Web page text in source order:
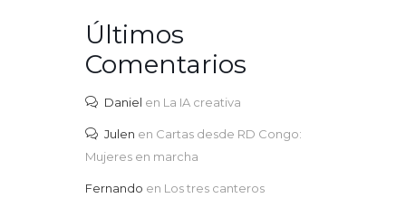
Últimos
Comentarios
Daniel en La IA creativa
Julen en Cartas desde RD Congo:
Mujeres en marcha
Fernando en Los tres canteros